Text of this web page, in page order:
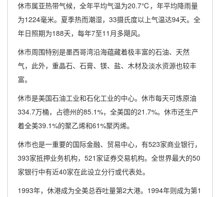
休市属亚热带气候，全年平均气温为20.7℃，年平均降雨量
为1224毫米。夏季热而潮湿，33摄氏度以上气温达94天。全
年日照期为188天，每年7至11月多飓风。
休市周围特别是墨西哥湾沿海蕴藏着极丰富的石油、天然
气，此外，重晶石、石膏、镁、盐、木材及淡水资源也较丰
富。
休市是美国石油工业和石化工业的中心。休市每天可炼原油
334.7万桶，占德州的85.1%，全美国的21.7%。休市还生产
着全美39.1%的聚乙烯和61%聚丙烯。
休市也是一重要的国际金融、贸易中心，有523家商业银行，
393家抵押业务机构，521家证券交易机构。全世界最大的50
家银行中有近40家在此设立分行或代表处。
1993年，休港成为全美总吞吐量第2大港。1994年则成为第1